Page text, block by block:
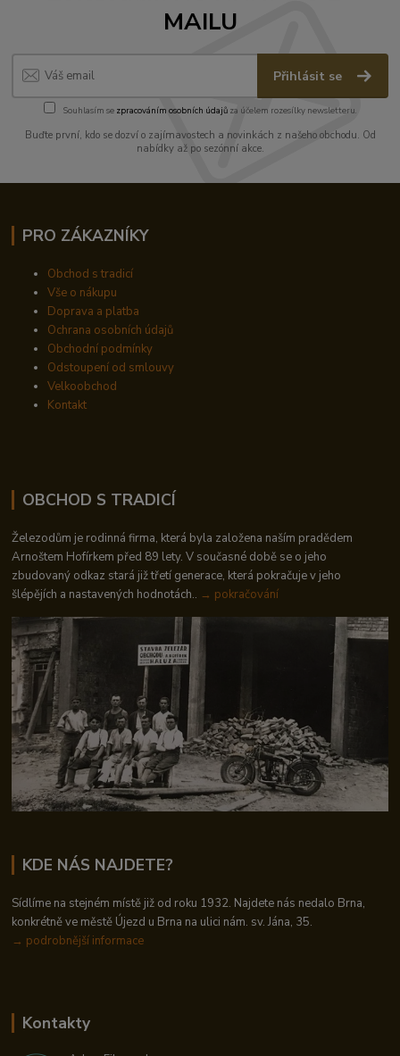
MAILU
Přihlásit se
Souhlasím se zpracováním osobních údajůza účelem rozesílky newsletteru.
Buďte první, kdo se dozví o zajímavostech a novinkách z našeho obchodu. Od
nabídky až po sezónní akce.
PRO ZÁKAZNÍKY
Obchod s tradicí
Vše o nákupu
Doprava a platba
Ochrana osobních údajů
Obchodní podmínky
Odstoupení od smlouvy
Velkoobchod
Kontakt
OBCHOD S TRADICÍ
Železodům je rodinná firma, která byla založena naším pradědem
Arnoštem Hofírkem před 89 lety. V současné době se o jeho
zbudovaný odkaz stará již třetí generace, která pokračuje v jeho
šlépějích a nastavených hodnotách.. → pokračování
KDE NÁS NAJDETE?
Sídlíme na stejném místě již od roku 1932. Najdete nás nedalo Brna,
konkrétně ve městě Újezd u Brna na ulici nám. sv. Jána, 35.
→ podrobnější informace
Kontakty